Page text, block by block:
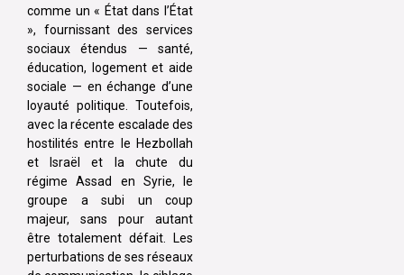
comme un « État dans l’État
», fournissant des services
sociaux étendus — santé,
éducation, logement et aide
sociale — en échange d’une
loyauté politique. Toutefois,
avec la récente escalade des
hostilités entre le Hezbollah
et Israël et la chute du
régime Assad en Syrie, le
groupe a subi un coup
majeur, sans pour autant
être totalement défait. Les
perturbations de ses réseaux